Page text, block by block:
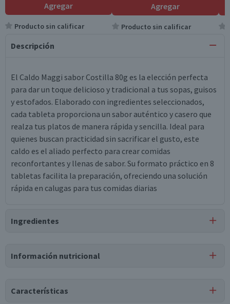
Agregar
Producto sin calificar
Agregar
Producto sin calificar
Descripción
El Caldo Maggi sabor Costilla 80g es la elección perfecta
para dar un toque delicioso y tradicional a tus sopas, guisos
y estofados. Elaborado con ingredientes seleccionados,
cada tableta proporciona un sabor auténtico y casero que
realza tus platos de manera rápida y sencilla. Ideal para
quienes buscan practicidad sin sacrificar el gusto, este
caldo es el aliado perfecto para crear comidas
reconfortantes y llenas de sabor. Su formato práctico en 8
tabletas facilita la preparación, ofreciendo una solución
rápida en calugas para tus comidas diarias
Ingredientes
cebolla, perejil, saborizantes idénticos a natural,
Información nutricional
Características